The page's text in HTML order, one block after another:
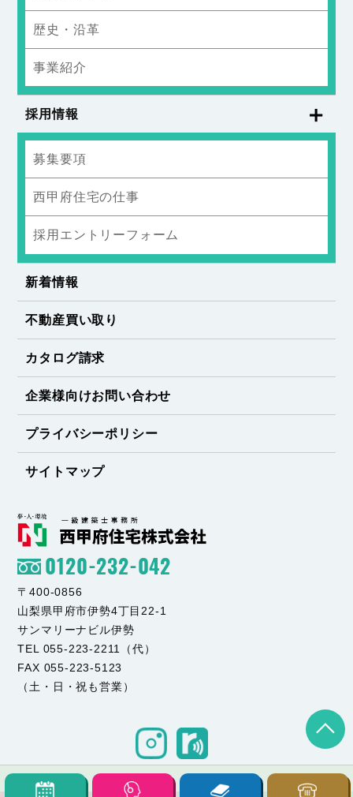
歴史・沿革
事業紹介
採用情報
募集要項
西甲府住宅の仕事
採用エントリーフォーム
新着情報
不動産買い取り
カタログ請求
企業様向けお問い合わせ
プライバシーポリシー
サイトマップ
0120-232-042
〒400-0856
山梨県甲府市伊勢4丁目22-1
サンマリーナビル伊勢
TEL 055-223-2211（代）
FAX 055-223-5123
（土・日・祝も営業）